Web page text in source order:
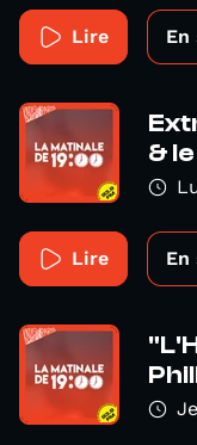
Lire En
&
Lire En